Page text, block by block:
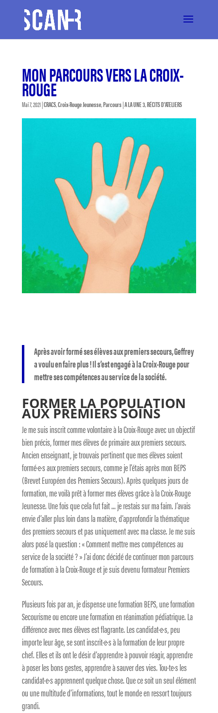
MON PARCOURS VERS LA CROIX-
ROUGE
Mai 7, 2021|CRACS,Croix-Rouge Jeunesse,Parcours|A LA UNE 3,RÉCITS D'ATELIERS
Après avoir formé ses élèves aux premiers secours, Geffrey
a voulu en faire plus ! Il s’est engagé à la Croix-Rouge pour
mettre ses compétences au service de la société.
FORMER LA POPULATION
AUX PREMIERS SOINS
Je me suis inscrit comme volontaire à la Croix-Rouge avec un objectif
bien précis, former mes élèves de primaire aux premiers secours.
Ancien enseignant, je trouvais pertinent que mes élèves soient
formé·e·s aux premiers secours, comme je l’étais après mon BEPS
(Brevet Européen des Premiers Secours). Après quelques jours de
formation, me voilà prêt à former mes élèves grâce à la Croix-Rouge
Jeunesse. Une fois que cela fut fait … je restais sur ma faim. J’avais
envie d’aller plus loin dans la matière, d’approfondir la thématique
des premiers secours et pas uniquement avec ma classe. Je me suis
alors posé la question : « Comment mettre mes compétences au
service de la société ? » J’ai donc décidé de continuer mon parcours
de formation à la Croix-Rouge et je suis devenu formateur Premiers
Secours.
Plusieurs fois par an, je dispense une formation BEPS, une formation
Secourisme ou encore une formation en réanimation pédiatrique. La
différence avec mes élèves est flagrante. Les candidat·e·s, peu
importe leur âge, se sont inscrit·e·s à la formation de leur propre
chef. Elles et ils ont le désir d’apprendre à pouvoir réagir, apprendre
à poser les bons gestes, apprendre à sauver des vies. Tou·te·s les
candidat·e·s apprennent quelque chose. Que ce soit un seul élément
ou une multitude d’informations, tout le monde en ressort toujours
grandi.